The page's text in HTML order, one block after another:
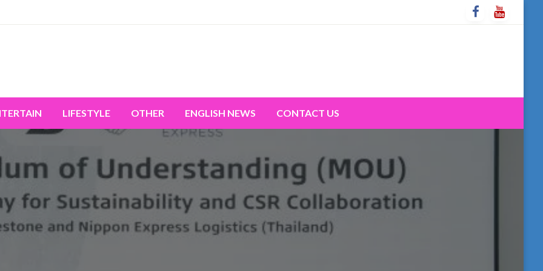
LIFESTYLE OTHER ENGLISH NEWS CONTACT US